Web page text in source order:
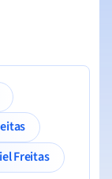
Freitas